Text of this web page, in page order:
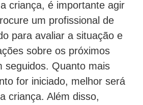
criança, é importante agir
um profissional de
para avaliar a situação e
sobre os próximos
seguidos. Quanto mais
for iniciado, melhor será
criança. Além disso,